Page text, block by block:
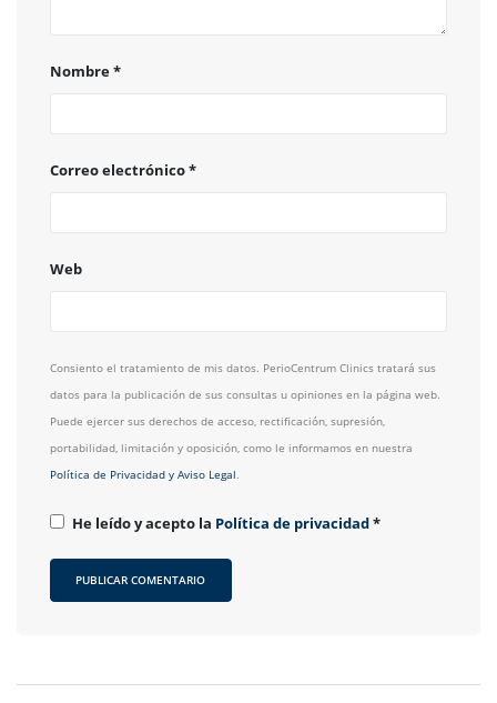
Nombre*
Correo electrónico*
Web
Consiento el tratamiento de mis datos. PerioCentrum Clinics tratará sus
datos para la publicación de sus consultas u opiniones en la página web.
Puede ejercer sus derechos de acceso, rectificación, supresión,
portabilidad, limitación y oposición, como le informamos en nuestra
Política de Privacidad y Aviso Legal.
He leído y acepto la Política de privacidad*